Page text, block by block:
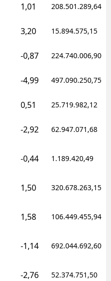
1,01 208.501.289,64
3,20 15.894.575,15
-0,87 224.740.006,90
-4,99 497.090.250,75
0,51 25.719.982,12
-2,92 62.947.071,68
-0,44 1.189.420,49
1,50 320.678.263,15
1,58 106.449.455,94
-1,14 692.044.692,60
-2,76 52.374.751,50